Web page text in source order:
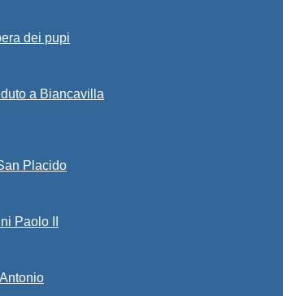
dei pupi
a Biancavilla
Placido
Paolo II